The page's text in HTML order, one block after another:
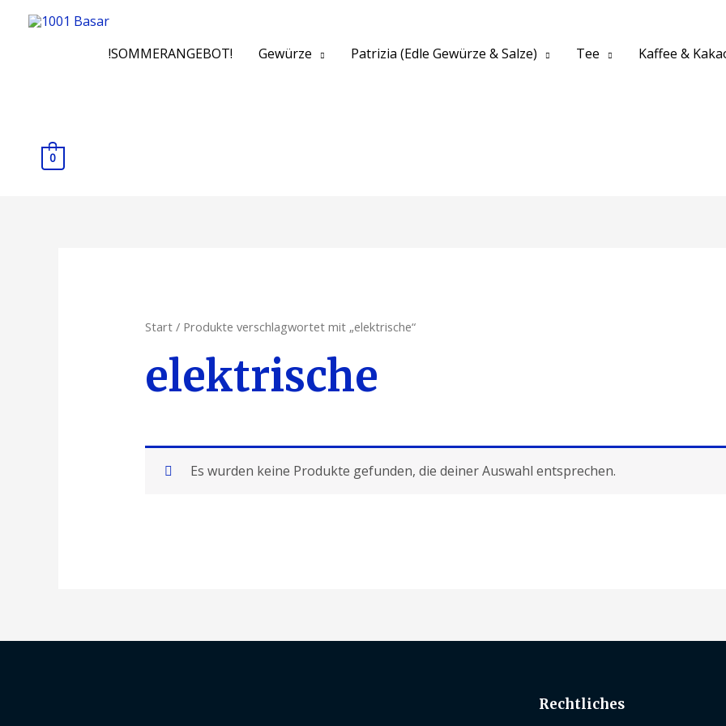
!SOMMERANGEBOT! Gewürze Patrizia (Edle Gewürze & Salze) Tee Kaffee &
0
Start/ Produkte verschlagwortet mit „elektrische“
elektrische
Es wurden keine Produkte gefunden, die deiner Auswahl entsprechen.
Rechtliches